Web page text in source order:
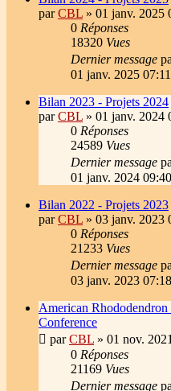
parCBL » 01 janv. 2025
0 Réponses
18320 Vues
Dernier message
01 janv. 2025 07:11
Bilan 2023 - Projets 2024
parCBL » 01 janv. 2024
0 Réponses
24589 Vues
Dernier message
01 janv. 2024 09:40
Bilan 2022 - Projets 2023
parCBL » 03 janv. 2023
0 Réponses
21233 Vues
Dernier message
03 janv. 2023 07:18
American
Conference
parCBL » 01 nov.
0 Réponses
21169 Vues
Dernier message